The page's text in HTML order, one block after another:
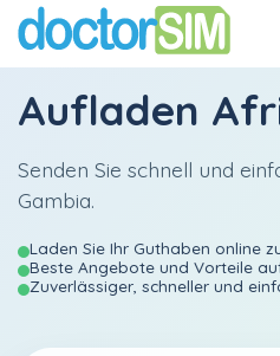
Aufladen
Senden Sie schnell und
Gambia.
Laden Sie Ihr Guthaben online
Beste Angebote und Vorteile
Zuverlässiger, schneller und